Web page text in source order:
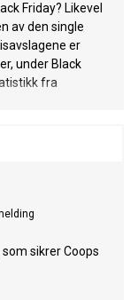
Friday? Likevel
av den single
er
under Black
fra
sikrer Coops